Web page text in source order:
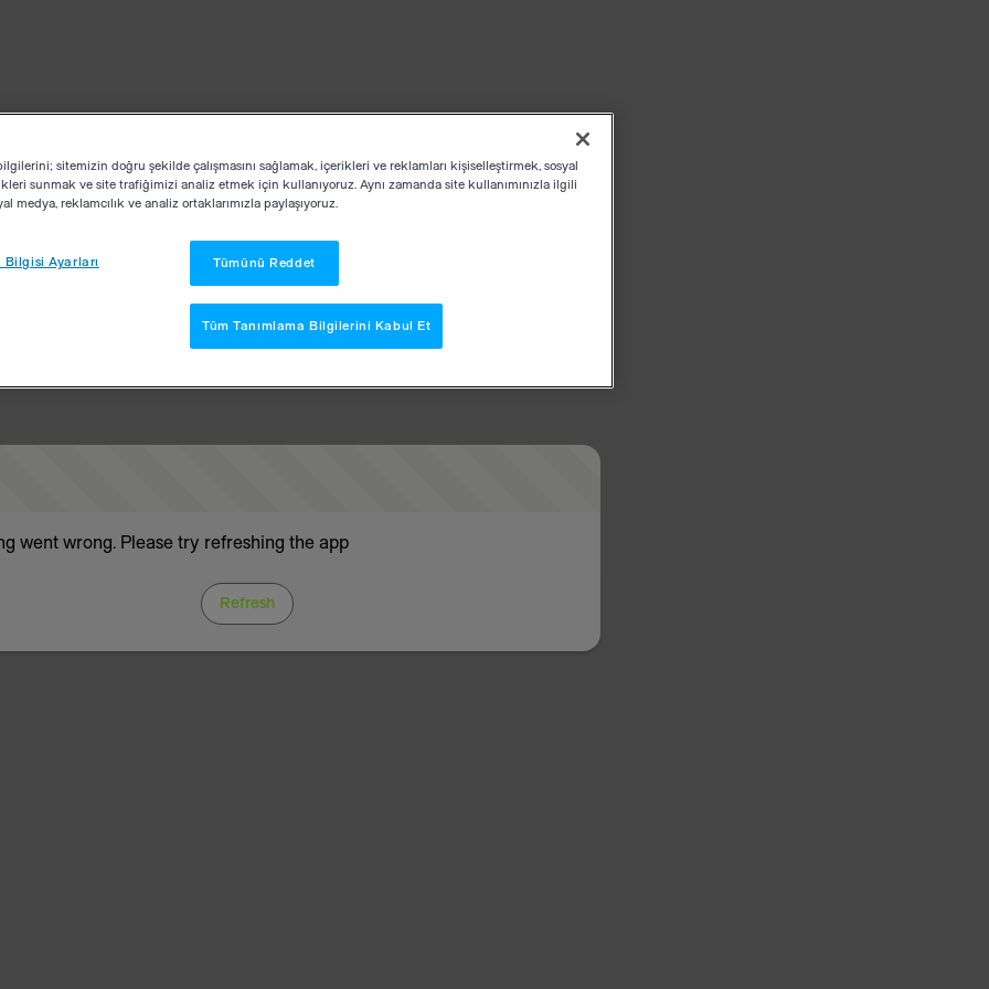
went wrong. Please try refreshing the app
Refresh
bilgilerini; sitemizin doğru şekilde çalışmasını sağlamak, içerikleri ve reklamları kişiselleştirmek, sosyal
sunmak ve site trafiğimizi analiz etmek için kullanıyoruz. Aynı zamanda site kullanımınızla ilgili
medya, reklamcılık ve analiz ortaklarımızla paylaşıyoruz.
Bilgisi Ayarları Tümünü Reddet
Tüm Tanımlama Bilgilerini Kabul Et